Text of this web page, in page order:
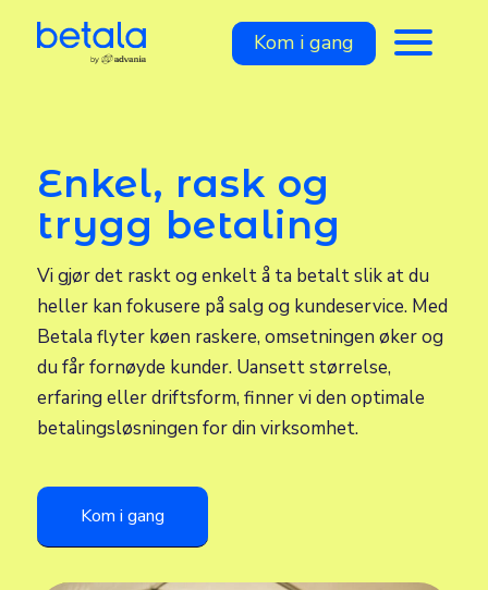
Kom i gang
Enkel, rask og
trygg betaling
Vi gjør det raskt og enkelt å ta betalt slik at du
heller kan fokusere på salg og kundeservice. Med
Betala flyter køen raskere, omsetningen øker og
du får fornøyde kunder. Uansett størrelse,
erfaring eller driftsform, finner vi den optimale
betalingsløsningen for din virksomhet.
Kom i gang